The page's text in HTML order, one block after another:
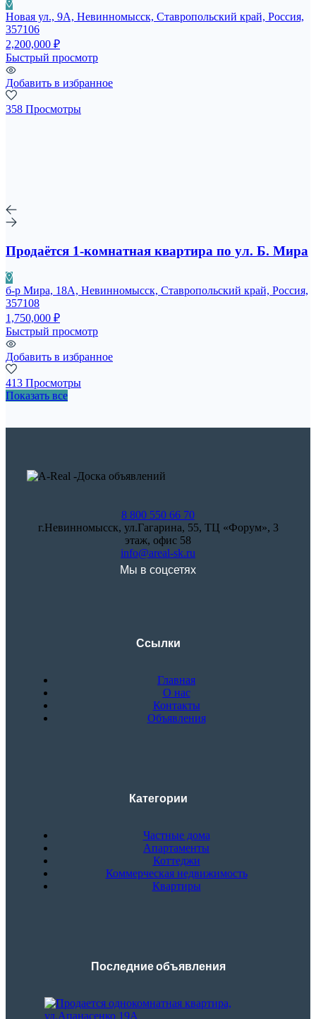
Новая ул., 9А, Невинномысск, Ставропольский край, Россия,
357106
2,200,000 ₽
Быстрый просмотр
Добавить в избранное
358 Просмотры
Продаётся 1-комнатная квартира по ул. Б. Мира
б-р Мира, 18А, Невинномысск, Ставропольский край, Россия,
357108
1,750,000 ₽
Быстрый просмотр
Добавить в избранное
413 Просмотры
Показать все
8 800 550 66 70
г.Невинномысск, ул.Гагарина, 55, ТЦ «Форум», 3
этаж, офис 58
info@areal-sk.ru
Мы в соцсетях
Ссылки
Главная
О нас
Контакты
Объявления
Категории
Частные дома
Апартаменты
Коттеджи
Коммерческая недвижимость
Квартиры
Последние объявления